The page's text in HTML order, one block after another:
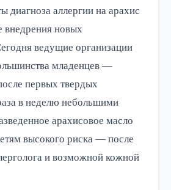
диагноза аллергии на арахис
внедрения новых
ведущие организации
младенцев —
первых твердых
в неделю небольшими
арахисовое масло
высокого риска — после
и возможной кожной